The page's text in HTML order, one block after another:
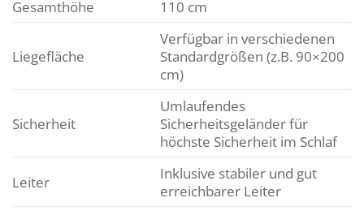
Gesamthöhe
110 cm
Liegefläche
Verfügbar in verschiedenen
Standardgrößen (z.B. 90×200
cm)
Sicherheit
Umlaufendes
Sicherheitsgeländer für
höchste Sicherheit im Schlaf
Leiter
Inklusive stabiler und gut
erreichbarer Leiter